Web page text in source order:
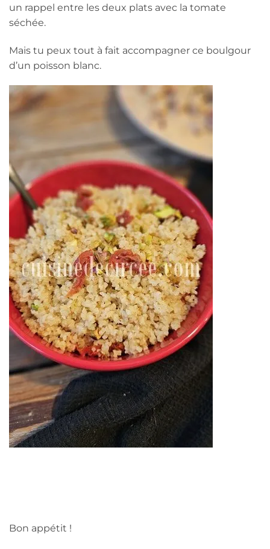
un rappel entre les deux plats avec la tomate
séchée.
Mais tu peux tout à fait accompagner ce boulgour
d’un poisson blanc.
Bon appétit !